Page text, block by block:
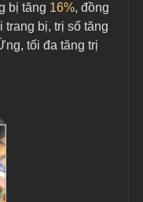
bị tăng 16%, đồng
bị, trị số tăng
tối đa tăng trị